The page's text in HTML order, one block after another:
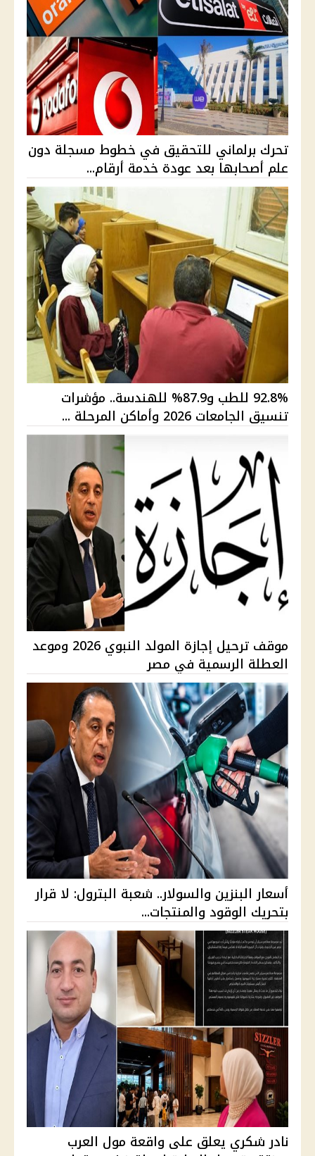
تحرك برلماني للتحقيق في خطوط مسجلة دون
علم أصحابها بعد عودة خدمة أرقام...
92.8% للطب و87.9% للهندسة.. مؤشرات
تنسيق الجامعات 2026 وأماكن المرحلة ...
موقف ترحيل إجازة المولد النبوي 2026 وموعد
العطلة الرسمية في مصر
أسعار البنزين والسولار.. شعبة البترول: لا قرار
بتحريك الوقود والمنتجات...
نادر شكري يعلق على واقعة مول العرب